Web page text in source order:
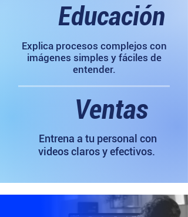
Educación
Explica procesos complejos con
imágenes simples y fáciles de
entender.
Ventas
Entrena a tu personal con
videos claros y efectivos.